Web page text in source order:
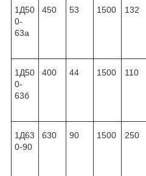
1Д50
0-
63а
450 53 1500 132
1Д50
0-
63б
400 44 1500 110
1Д63
0-90
630 90 1500 250